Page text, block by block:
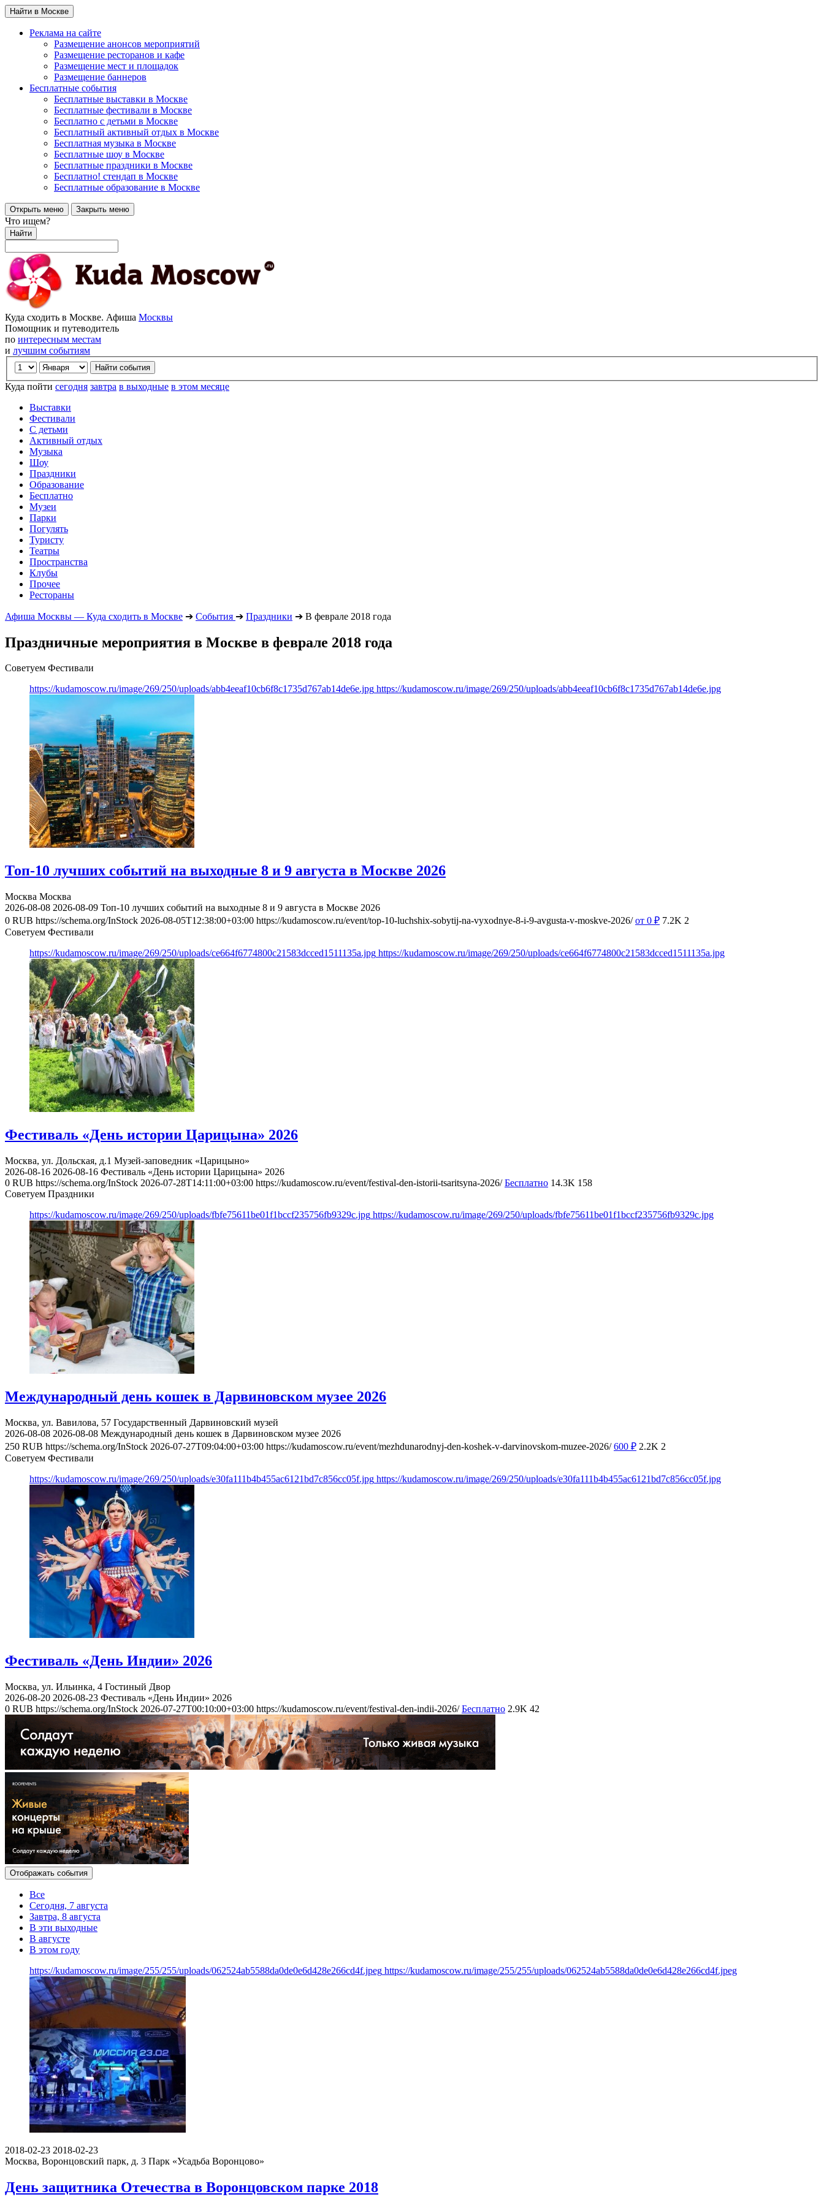
Найти в Москве
Реклама на сайте
Размещение анонсов мероприятий
Размещение ресторанов и кафе
Размещение мест и площадок
Размещение баннеров
Бесплатные события
Бесплатные выставки в Москве
Бесплатные фестивали в Москве
Бесплатно с детьми в Москве
Бесплатный активный отдых в Москве
Бесплатная музыка в Москве
Бесплатные шоу в Москве
Бесплатные праздники в Москве
Бесплатно! стендап в Москве
Бесплатные образование в Москве
Открыть меню Закрыть меню
Что ищем?
Найти
Куда сходить в Москве. Афиша Москвы
Помощник и путеводитель
по интересным местам
и лучшим событиям
Куда пойти сегодня завтра в выходные в этом месяце
Выставки
Фестивали
С детьми
Активный отдых
Музыка
Шоу
Праздники
Образование
Бесплатно
Музеи
Парки
Погулять
Туристу
Театры
Пространства
Клубы
Прочее
Рестораны
Афиша Москвы — Куда сходить в Москве ➔ События ➔ Праздники ➔ В феврале 2018 года
Праздничные мероприятия в Москве в феврале 2018 года
Советуем Фестивали
https://kudamoscow.ru/image/269/250/uploads/abb4eeaf10cb6f8c1735d767ab14de6e.jpg https://kudamoscow.ru/image/269/250/uploads/abb4eeaf10cb6f8c1735d767ab14de6e.jpg
Топ-10 лучших событий на выходные 8 и 9 августа в Москве 2026
Москва Москва
2026-08-08 2026-08-09 Топ-10 лучших событий на выходные 8 и 9 августа в Москве 2026
0 RUB https://schema.org/InStock 2026-08-05T12:38:00+03:00 https://kudamoscow.ru/event/top-10-luchshix-sobytij-na-vyxodnye-8-i-9-avgusta-v-moskve-2026/ от 0 ₽ 7.2K 2
Советуем Фестивали
https://kudamoscow.ru/image/269/250/uploads/ce664f6774800c21583dcced1511135a.jpg https://kudamoscow.ru/image/269/250/uploads/ce664f6774800c21583dcced1511135a.jpg
Фестиваль «День истории Царицына» 2026
Москва, ул. Дольская, д.1 Музей-заповедник «Царицыно»
2026-08-16 2026-08-16 Фестиваль «День истории Царицына» 2026
0 RUB https://schema.org/InStock 2026-07-28T14:11:00+03:00 https://kudamoscow.ru/event/festival-den-istorii-tsaritsyna-2026/ Бесплатно 14.3K 158
Советуем Праздники
https://kudamoscow.ru/image/269/250/uploads/fbfe75611be01f1bccf235756fb9329c.jpg https://kudamoscow.ru/image/269/250/uploads/fbfe75611be01f1bccf235756fb9329c.jpg
Международный день кошек в Дарвиновском музее 2026
Москва, ул. Вавилова, 57 Государственный Дарвиновский музей
2026-08-08 2026-08-08 Международный день кошек в Дарвиновском музее 2026
250 RUB https://schema.org/InStock 2026-07-27T09:04:00+03:00 https://kudamoscow.ru/event/mezhdunarodnyj-den-koshek-v-darvinovskom-muzee-2026/ 600 ₽ 2.2K 2
Советуем Фестивали
https://kudamoscow.ru/image/269/250/uploads/e30fa111b4b455ac6121bd7c856cc05f.jpg https://kudamoscow.ru/image/269/250/uploads/e30fa111b4b455ac6121bd7c856cc05f.jpg
Фестиваль «День Индии» 2026
Москва, ул. Ильинка, 4 Гостиный Двор
2026-08-20 2026-08-23 Фестиваль «День Индии» 2026
0 RUB https://schema.org/InStock 2026-07-27T00:10:00+03:00 https://kudamoscow.ru/event/festival-den-indii-2026/ Бесплатно 2.9K 42
Отображать события
Все
Сегодня, 7 августа
Завтра, 8 августа
В эти выходные
В августе
В этом году
https://kudamoscow.ru/image/255/255/uploads/062524ab5588da0de0e6d428e266cd4f.jpeg https://kudamoscow.ru/image/255/255/uploads/062524ab5588da0de0e6d428e266cd4f.jpeg
2018-02-23 2018-02-23
Москва, Воронцовский парк, д. 3 Парк «Усадьба Воронцово»
День защитника Отечества в Воронцовском парке 2018